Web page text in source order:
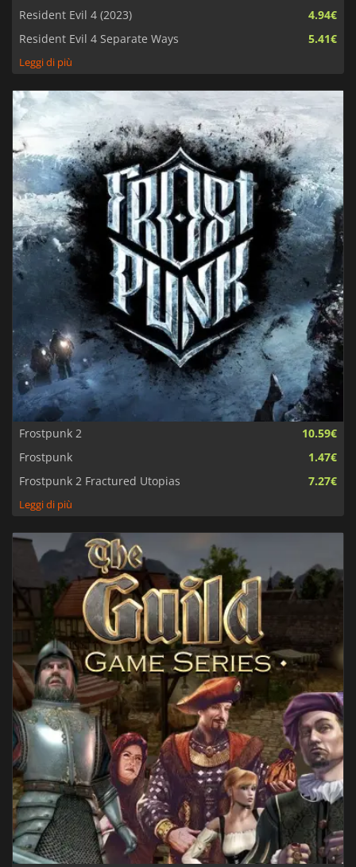
Resident Evil 4 (2023)
4.94€
Resident Evil 4 Separate Ways
5.41€
Leggi di più
Frostpunk 2
10.59€
Frostpunk
1.47€
Frostpunk 2 Fractured Utopias
7.27€
Leggi di più